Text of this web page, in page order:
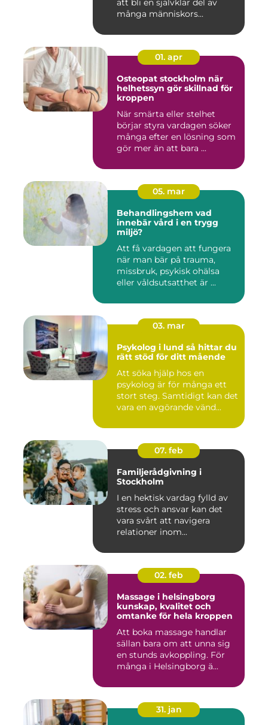
att bli en självklar del av
många människors...
01. apr
Osteopat stockholm när
helhetssyn gör skillnad för
kroppen
När smärta eller stelhet
börjar styra vardagen söker
många efter en lösning som
gör mer än att bara ...
05. mar
Behandlingshem vad
innebär vård i en trygg
miljö?
Att få vardagen att fungera
när man bär på trauma,
missbruk, psykisk ohälsa
eller våldsutsatthet är ...
03. mar
Psykolog i lund så hittar du
rätt stöd för ditt mående
Att söka hjälp hos en
psykolog är för många ett
stort steg. Samtidigt kan det
vara en avgörande vänd...
07. feb
Familjerådgivning i
Stockholm
I en hektisk vardag fylld av
stress och ansvar kan det
vara svårt att navigera
relationer inom...
02. feb
Massage i helsingborg
kunskap, kvalitet och
omtanke för hela kroppen
Att boka massage handlar
sällan bara om att unna sig
en stunds avkoppling. För
många i Helsingborg ä...
31. jan